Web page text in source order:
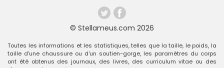
© Stellameus.com 2026
Toutes les informations et les statistiques, telles que la taille, le poids, la
taille d'une chaussure ou d'un soutien-gorge, les paramètres du corps
ont été obtenus des journaux, des livres, des curriculum vitae ou des